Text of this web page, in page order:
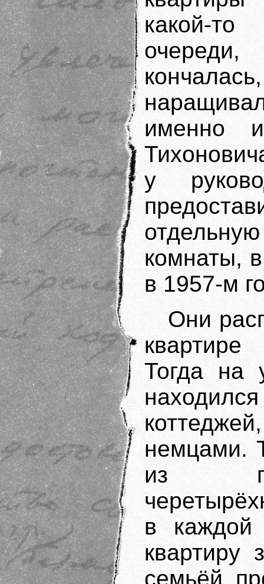
какой-то
именно
у
комнаты,
в 1957-м
Они
Тогда на
немцами.
из
в каждой
квартиру
семьёй